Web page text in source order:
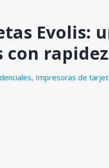
Evolis:
rapidez
, Impresoras de